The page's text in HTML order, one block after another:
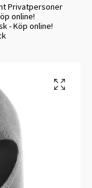
Privatpersoner
online!
- Köp online!